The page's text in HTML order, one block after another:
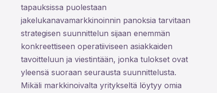
tapauksissa puolestaan
jakelukanavamarkkinoinnin panoksia tarvitaan
strategisen suunnittelun sijaan enemmän
konkreettiseen operatiiviseen asiakkaiden
tavoitteluun ja viestintään, jonka tulokset ovat
yleensä suoraan seurausta suunnittelusta.
Mikäli markkinoivalta yritykseltä löytyy omia